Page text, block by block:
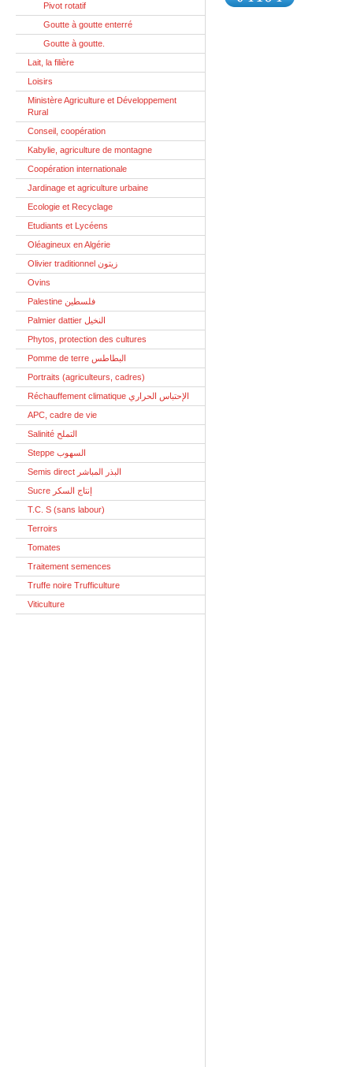
Pivot rotatif
Goutte à goutte enterré
Goutte à goutte.
Lait, la filière
Loisirs
Ministère Agriculture et Développement
Rural
Conseil, coopération
Kabylie, agriculture de montagne
Coopération internationale
Jardinage et agriculture urbaine
Ecologie et Recyclage
Etudiants et Lycéens
Oléagineux en Algérie
Olivier traditionnel زيتون
Ovins
Palestine فلسطين
Palmier dattier النخيل
Phytos, protection des cultures
Pomme de terre البطاطس
Portraits (agriculteurs, cadres)
Réchauffement climatique الإحتباس الحراري
APC, cadre de vie
Salinité التملح
Steppe السهوب
Semis direct البذر المباشر
Sucre إنتاج السكر
T.C. S (sans labour)
Terroirs
Tomates
Traitement semences
Truffe noire Trufficulture
Viticulture